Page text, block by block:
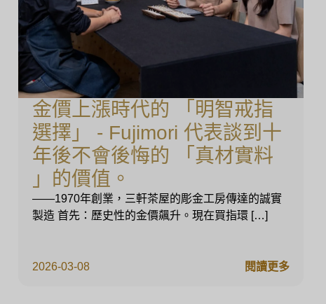
金價上漲時代的 「明智戒指
選擇」 - Fujimori 代表談到十
年後不會後悔的 「真材實料
」的價值。
2026-03-08
——1970年創業，三軒茶屋的彫金工房傳達的誠實
製造 首先：歷史性的金價飆升。現在買指環 […]
閱讀更多